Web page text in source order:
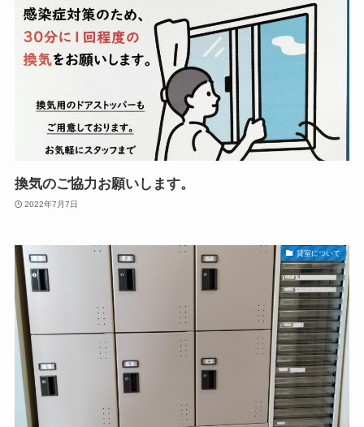
換気のご協力お願いします。
2022年7月7日
貸室について